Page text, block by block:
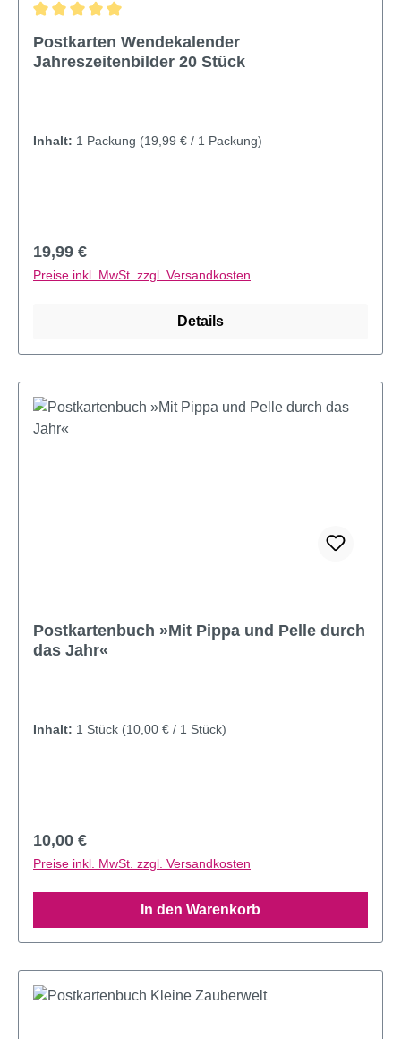
Postkarten Wendekalender
Jahreszeitenbilder 20 Stück
Inhalt: 1 Packung (19,99 € / 1 Packung)
Regulärer Preis:
19,99 €
Preise inkl. MwSt. zzgl. Versandkosten
Details
Postkartenbuch »Mit Pippa und Pelle durch
das Jahr«
Inhalt: 1 Stück (10,00 € / 1 Stück)
Regulärer Preis:
10,00 €
Preise inkl. MwSt. zzgl. Versandkosten
In den Warenkorb